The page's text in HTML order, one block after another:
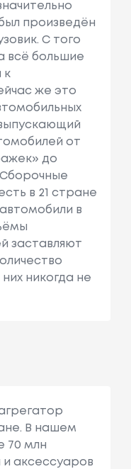
произведён
С того
всё большие
к
же это
от
до
в 21 стране
в
заставляют
никогда не
В нашем
70 млн
аксессуаров